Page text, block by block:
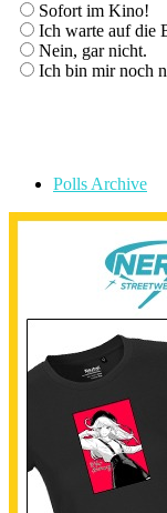
Sofort im Kino!
Ich warte auf die
Nein, gar nicht.
Ich bin mir noch
Polls Archive